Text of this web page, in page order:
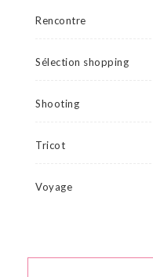
Rencontre
Sélection shopping
Shooting
Tricot
Voyage